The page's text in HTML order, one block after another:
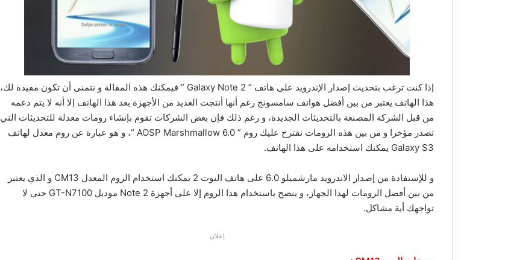
إذا كنت ترغب بتحديث إصدار الإندرويد على هاتف ” Galaxy Note 2 ” فيمكنك هذه المقالة و نتمنى أن تكون مفيدة لك،
هذا الهاتف يعتبر من بين أفضل هواتف سامسونج رغم أنها أنتجت العديد من الأجهزة بعد هذا الهاتف إلا أنه لا يتم دعمه
من قبل الشركة المصنعة بالتحديثات الجديدة، و رغم ذلك فإن بعض الشركات تقوم بإنشاء رومات معدلة للتحديثات التي
تصدر مؤخرا و من بين هذه الرومات نقترح عليك روم ” AOSP Marshmallow 6.0 “، و هو عبارة عن روم معدل لهاتف
Galaxy S3 يمكنك استخدامه على هذا الهاتف.
و للإستفادة من إصدار الاندرويد مارشميلو 6.0 على هاتف النوت 2 يمكنك استخدام الروم المعدل CM13 و الذي يعتبر
من بين أفضل الرومات لهذا الجهاز، و ينصح باستخدام هذا الروم إلا على أجهزة Note 2 موديل GT-N7100 حتى لا
تواجهك أية مشاكل.
إعلان